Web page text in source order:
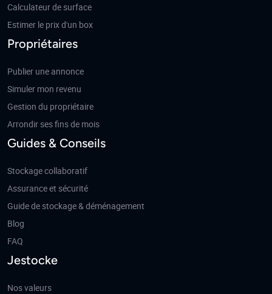
Calculateur de surface
Estimer le prix d'un box
Propriétaires
Publier une annonce
Simuler mon revenu
Gestion du propriétaire
Arrondir ses fins de mois
Guides & Conseils
Stockage collaboratif
Assurance et sécurité
Guide de stockage & déménagement
Blog
FAQ
Jestocke
Nos valeurs